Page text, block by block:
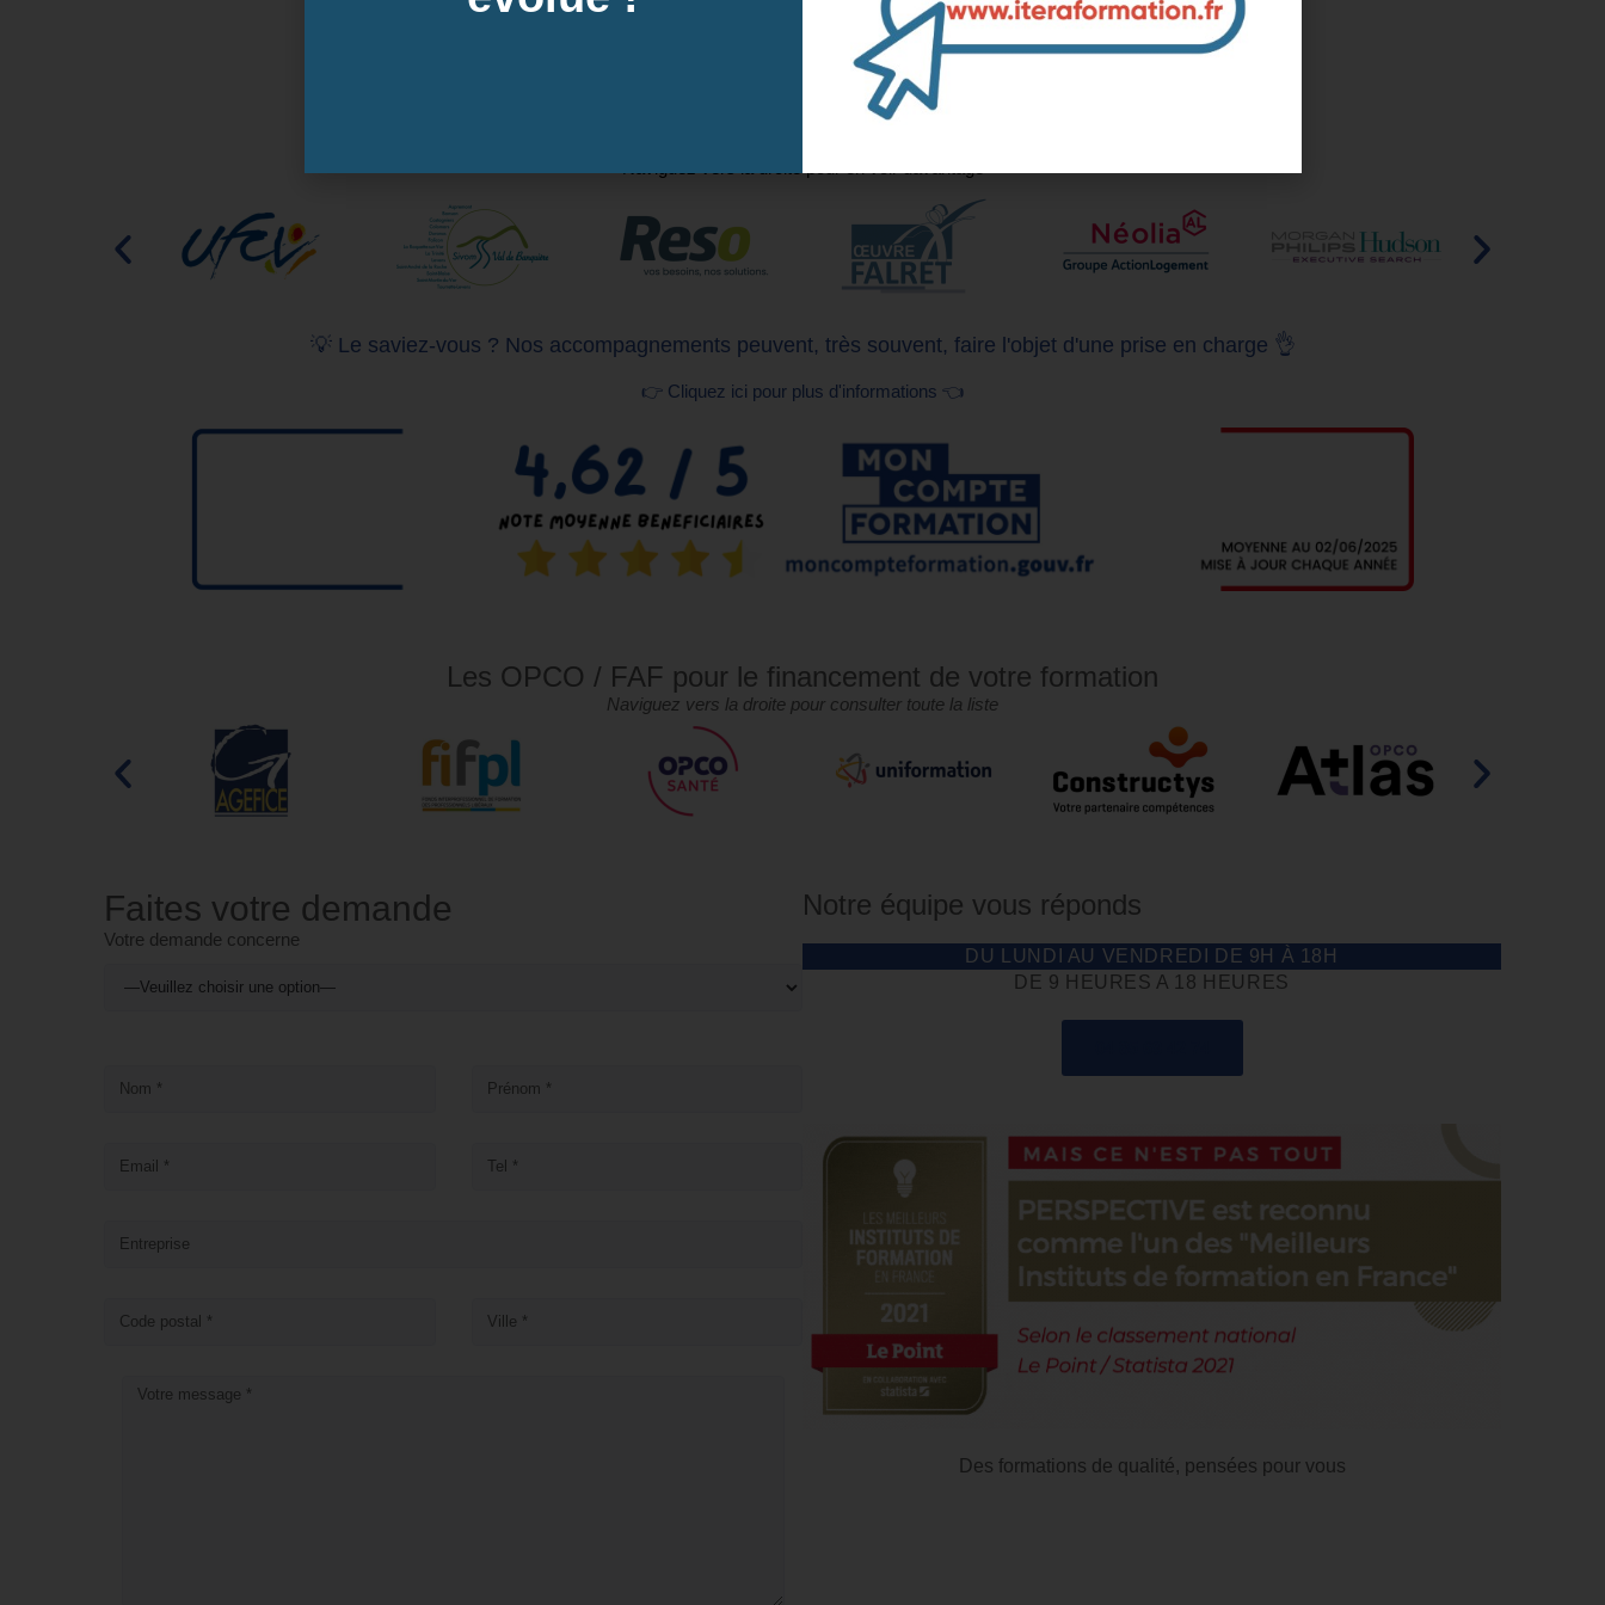
L’informatique responsable ou numérique responsable (Green IT)
L’instauration d’une politique d’achats responsables
💡 Le saviez-vous ? Nos accompagnements peuvent, très souvent, faire l'objet d'une prise en charge 👌
👉 Cliquez ici pour plus d'informations 👈
Les OPCO / FAF pour le financement de votre formation
Naviguez vers la droite pour consulter toute la liste
Faites votre demande
Votre demande concerne
Notre équipe vous réponds
DU LUNDI AU VENDREDI DE 9H À 18H
DE 9 HEURES A 18 HEURES
Des formations de qualité, pensées pour vous